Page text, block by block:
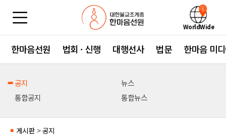
WorldWide
한마음선원 법회 · 신행 대행선사 법문 한마음 미
공지
뉴스
통합공지
통합뉴스
■ 게시판 >공지